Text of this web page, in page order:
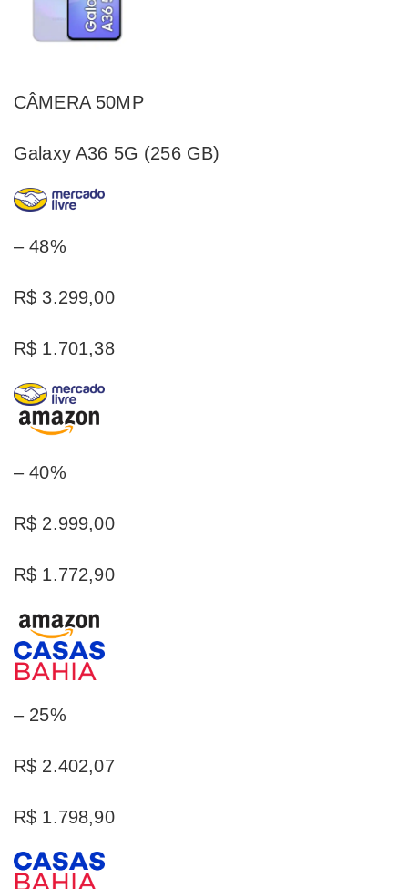
CÂMERA 50MP
Galaxy A36 5G (256 GB)
– 48%
R$ 3.299,00
R$ 1.701,38
– 40%
R$ 2.999,00
R$ 1.772,90
– 25%
R$ 2.402,07
R$ 1.798,90